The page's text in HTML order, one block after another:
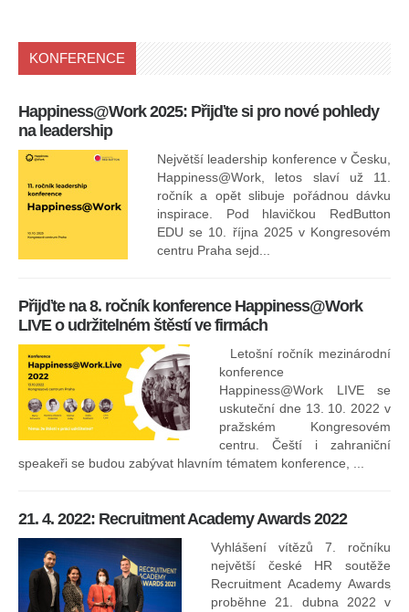
KONFERENCE
Happiness@Work 2025: Přijďte si pro nové pohledy
na leadership
Největší leadership konference v Česku,
Happiness@Work, letos slaví už 11.
ročník a opět slibuje pořádnou dávku
inspirace. Pod hlavičkou RedButton
EDU se 10. října 2025 v Kongresovém
centru Praha sejd...
Přijďte na 8. ročník konference Happiness@Work
LIVE o udržitelném štěstí ve firmách
Letošní ročník mezinárodní
konference
Happiness@Work LIVE se
uskuteční dne 13. 10. 2022 v
pražském Kongresovém
centru. Čeští i zahraniční
speakeři se budou zabývat hlavním tématem konference, ...
21. 4. 2022: Recruitment Academy Awards 2022
Vyhlášení vítězů 7. ročníku
největší české HR soutěže
Recruitment Academy Awards
proběhne 21. dubna 2022 v